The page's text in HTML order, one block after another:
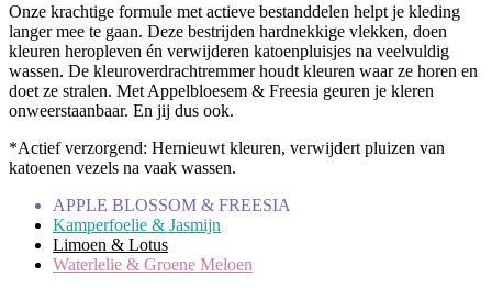
Onze krachtige formule met actieve bestanddelen helpt je kleding
langer mee te gaan. Deze bestrijden hardnekkige vlekken, doen
kleuren heropleven én verwijderen katoenpluisjes na veelvuldig
wassen. De kleuroverdrachtremmer houdt kleuren waar ze horen en
doet ze stralen. Met Appelbloesem & Freesia geuren je kleren
onweerstaanbaar. En jij dus ook.
*Actief verzorgend: Hernieuwt kleuren, verwijdert pluizen van
katoenen vezels na vaak wassen.
APPLE BLOSSOM & FREESIA
Kamperfoelie & Jasmijn
Limoen & Lotus
Waterlelie & Groene Meloen